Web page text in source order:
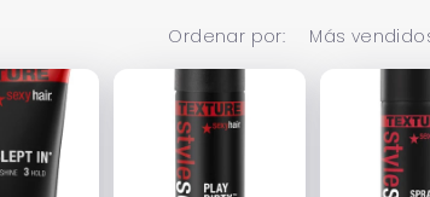
Ordenar por: